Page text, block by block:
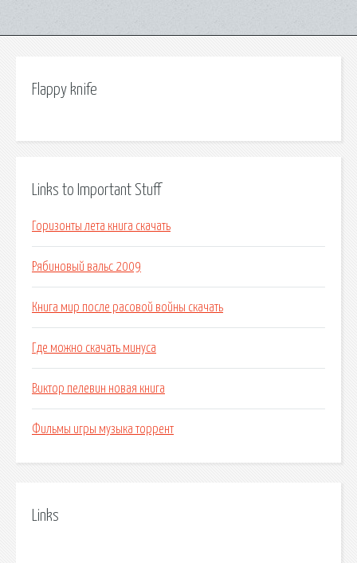
Flappy knife
Links to Important Stuff
Горизонты лета книга скачать
Рябиновый вальс 2009
Книга мир после расовой войны скачать
Где можно скачать минуса
Виктор пелевин новая книга
Фильмы игры музыка торрент
Links